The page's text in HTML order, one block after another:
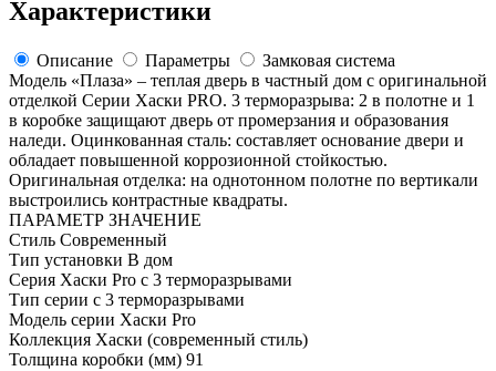
Характеристики
Описание Параметры
Замковая система
Модель «Плаза» – теплая дверь в частный дом с оригинальной
отделкой Серии Хаски PRO. 3 терморазрыва: 2 в полотне и 1
в коробке защищают дверь от промерзания и образования
наледи. Оцинкованная сталь: составляет основание двери и
обладает повышенной коррозионной стойкостью.
Оригинальная отделка: на однотонном полотне по вертикали
выстроились контрастные квадраты.
ПАРАМЕТР ЗНАЧЕНИЕ
Стиль Современный
Тип установки В дом
Серия Хаски Pro с 3 терморазрывами
Тип серии с 3 терморазрывами
Модель серии Хаски Pro
Коллекция Хаски (современный стиль)
Толщина коробки (мм) 91